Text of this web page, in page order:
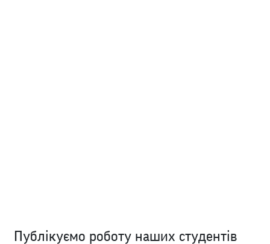
Публікуємо роботу наших студентів